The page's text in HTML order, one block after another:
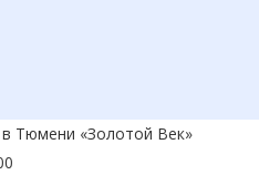
Тюмени «Золотой Век»